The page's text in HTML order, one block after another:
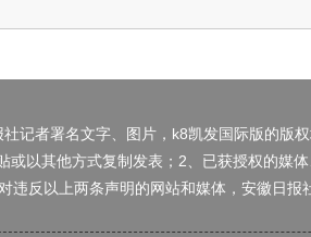
记者署名文字、图片，k8凯发国际版的版
或以其他方式复制发表；2、已获授权的媒
违反以上两条声明的网站和媒体，安徽日